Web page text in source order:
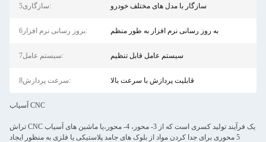
5سازگاری: سازگار با مدل های مختلف خودرو
6بروز رسانی نرم افزار: به روز رسانی نرم افزار به طور منظم
7سیستم عامل: سیستم عامل قابل تنظیم
8سرعت پردازش: قابلیت پردازش با سرعت بالا
آسیاب CNC
تراش CNC یک فرآیند تولید کسری است که از 3- محور، 4- محور،یا ماشین های آسیاب
5 محوری برای جدا کردن مواد از بلوک های جامد پلاستیکی یا فلزی به منظور ایجاد